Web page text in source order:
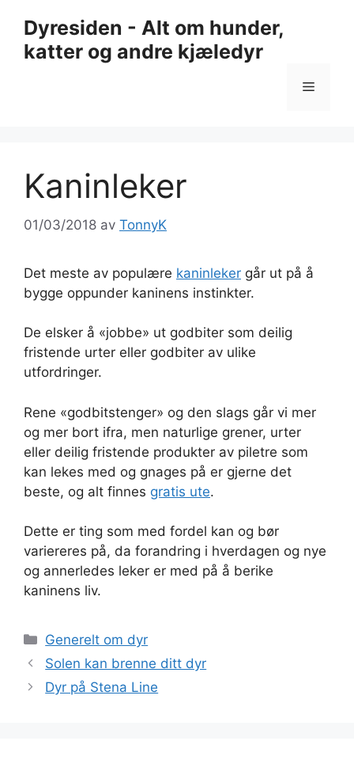
innhold
Dyresiden - Alt om hunder,
katter og andre kjæledyr
Meny
Kaninleker
01/03/2018 av TonnyK
Det meste av populære kaninleker går ut på å
bygge oppunder kaninens instinkter.
De elsker å «jobbe» ut godbiter som deilig
fristende urter eller godbiter av ulike
utfordringer.
Rene «godbitstenger» og den slags går vi mer
og mer bort ifra, men naturlige grener, urter
eller deilig fristende produkter av piletre som
kan lekes med og gnages på er gjerne det
beste, og alt finnes gratis ute.
Dette er ting som med fordel kan og bør
variereres på, da forandring i hverdagen og nye
og annerledes leker er med på å berike
kaninens liv.
Kategorier
Generelt om dyr
Solen kan brenne ditt dyr
Dyr på Stena Line